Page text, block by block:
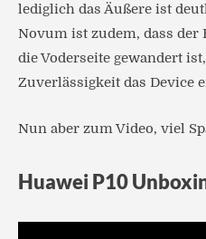
lediglich das Äußere ist
Novum ist zudem, dass
die Voderseite gewandert
Zuverlässigkeit das Device
Nun aber zum Video, viel
Huawei P10